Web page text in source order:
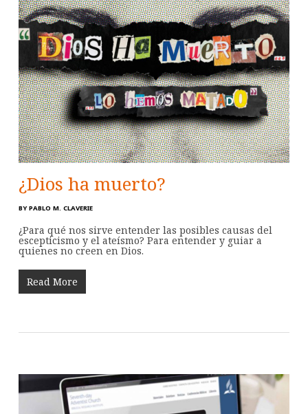
¿Dios ha muerto?
BY PABLO M. CLAVERIE
¿Para qué nos sirve entender las posibles causas del
escepticismo y el ateísmo? Para entender y guiar a
quienes no creen en Dios.
Read More